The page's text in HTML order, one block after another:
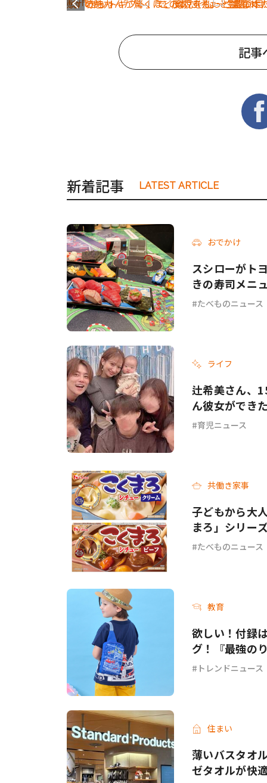
記事
新着記事 LATEST ARTICLE
おでかけ
スシローがト
きの寿司メニ
たべものニュース
ライフ
辻希美さん、
ん彼女ができ
育児ニュース
共働き家事
子どもから大
まろ」シリー
ーフ＞が新発
たべものニュース
教育
欲しい！付録
グ！『最強の
トレンドニュース
住まい
薄いバスタオ
ゼタオルが快